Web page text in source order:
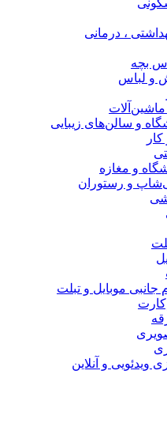
، درمانی
بچه
و لباس
و سالن‌های زیبایی
و مغازه
و رستوران
جانبی موبایل و تبلت
ویدئویی و آنلاین